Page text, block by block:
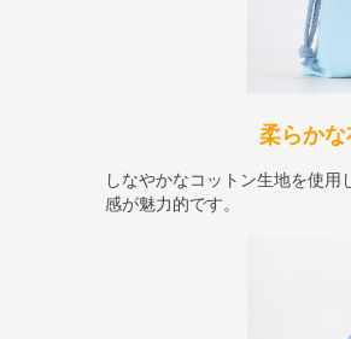
柔らか
しなやかなコットン生地を使
感が魅力的です。